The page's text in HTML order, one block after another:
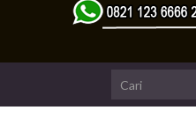
Search for: